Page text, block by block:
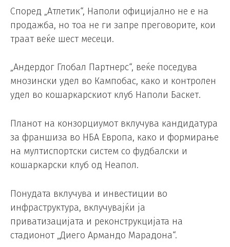
Според „Атлетик“, Наполи официјално не е на
продажба, но тоа не ги запре преговорите, кои
траат веќе шест месеци.
„Андердог Глобал Партнерс“, веќе поседува
мнозински удел во Кампобас, како и контролен
удел во кошаркарскиот клуб Наполи Баскет.
Планот на конзорциумот вклучува кандидатура
за франшиза во НБА Европа, како и формирање
на мултиспортски систем со фудбалски и
кошаркарски клуб од Неапол.
Понудата вклучува и инвестиции во
инфраструктура, вклучувајќи ја
приватизацијата и реконструкцијата на
стадионот „Диего Армандо Марадона“.